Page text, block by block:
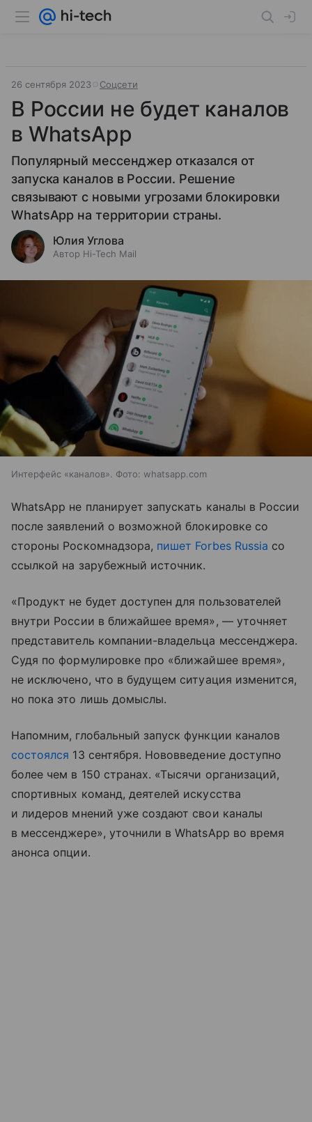
26 сентября 2023 Соцсети
В России не будет каналов
в WhatsApp
Популярный мессенджер отказался от
запуска каналов в России. Решение
связывают с новыми угрозами блокировки
WhatsApp на территории страны.
Юлия Углова
Автор Hi-Tech Mail
Интерфейс «каналов». Фото: whatsapp.com
WhatsApp не планирует запускать каналы в России
после заявлений о возможной блокировке со
стороны Роскомнадзора, пишет Forbes Russia со
ссылкой на зарубежный источник.
«Продукт не будет доступен для пользователей
внутри России в ближайшее время», — уточняет
представитель компании-владельца мессенджера.
Судя по формулировке про «ближайшее время»,
не исключено, что в будущем ситуация изменится,
но пока это лишь домыслы.
Напомним, глобальный запуск функции каналов
состоялся 13 сентября. Нововведение доступно
более чем в 150 странах. «Тысячи организаций,
спортивных команд, деятелей искусства
и лидеров мнений уже создают свои каналы
в мессенджере», уточнили в WhatsApp во время
анонса опции.